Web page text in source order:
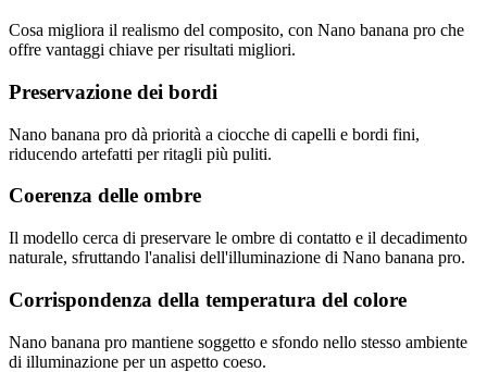
Cosa migliora il realismo del composito, con Nano banana pro che
offre vantaggi chiave per risultati migliori.
Preservazione dei bordi
Nano banana pro dà priorità a ciocche di capelli e bordi fini,
riducendo artefatti per ritagli più puliti.
Coerenza delle ombre
Il modello cerca di preservare le ombre di contatto e il decadimento
naturale, sfruttando l'analisi dell'illuminazione di Nano banana pro.
Corrispondenza della temperatura del colore
Nano banana pro mantiene soggetto e sfondo nello stesso ambiente
di illuminazione per un aspetto coeso.